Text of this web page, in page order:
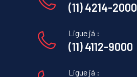
(11) 4214-2000
Ligue já :
(11) 4112-9000
Ligue já :